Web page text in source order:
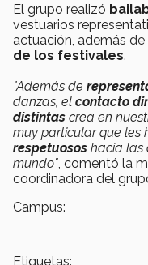
El grupo realizó
vestuarios
actuación, además
de los festivales.
"Además de
danzas, el contacto
distintas crea en
muy particular que les
respetuosos hacia las
mundo" , comentó la
coordinadora del
Campus:
Etiquetas: